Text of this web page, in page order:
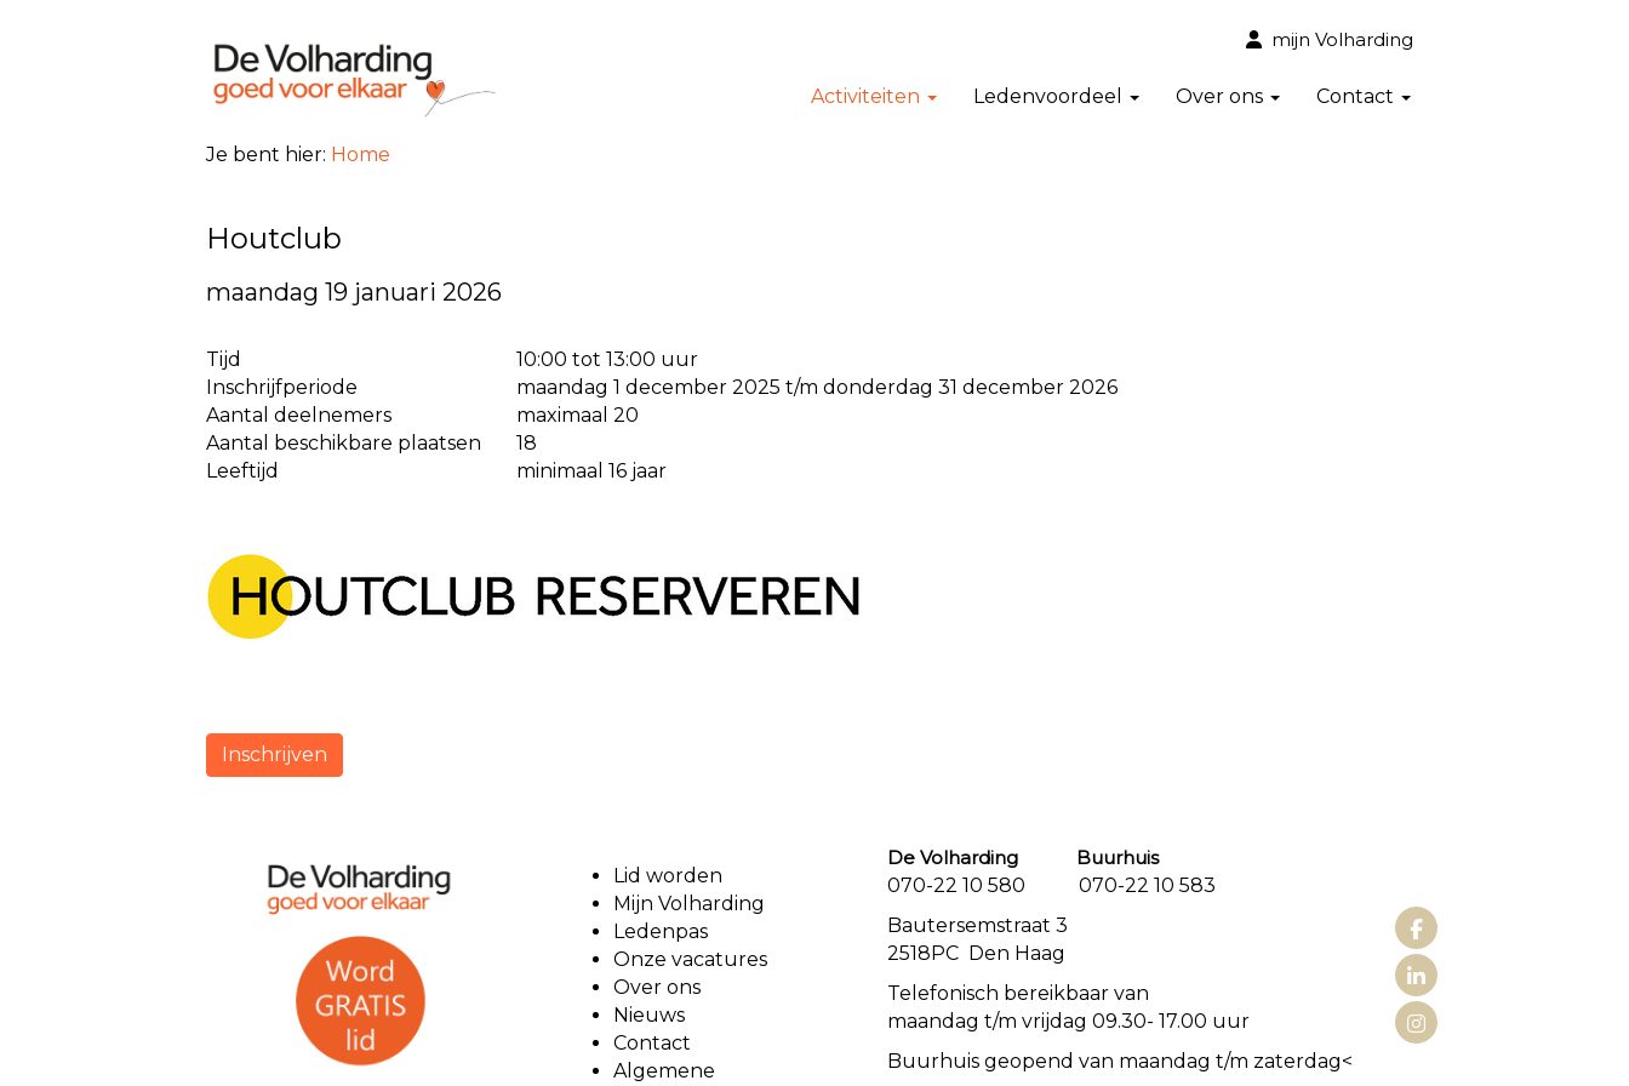
mijn Volharding
Activiteiten Ledenvoordeel Over ons Contact
Je bent hier: Home
Houtclub
maandag 19 januari 2026
Tijd
10:00 tot 13:00 uur
Inschrijfperiode
maandag 1 december 2025 t/m donderdag 31 december 2026
Aantal deelnemers
maximaal 20
Aantal beschikbare plaatsen
18
Leeftijd
minimaal 16 jaar
Inschrijven
Lid worden
Mijn Volharding
Ledenpas
Onze vacatures
Over ons
Nieuws
Contact
Algemene
De Volharding Buurhuis
070-22 10 580 070-22 10 583
Bautersemstraat 3
2518PC Den Haag
Telefonisch bereikbaar van
maandag t/m vrijdag 09.30- 17.00 uur
Buurhuis geopend van maandag t/m zaterdag<